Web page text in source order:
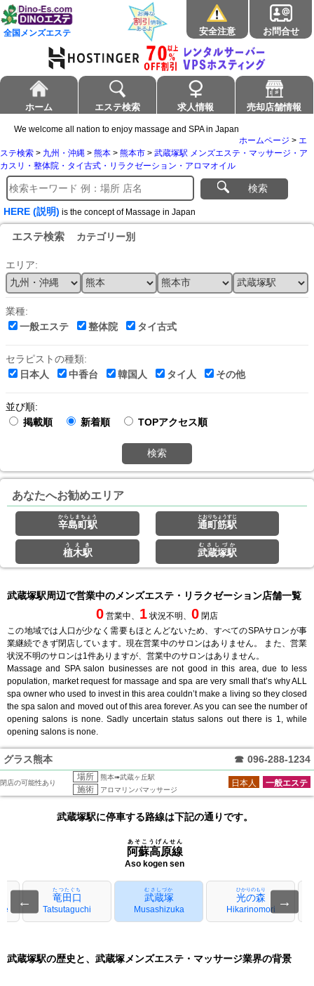
全国メンズエステ 安全注意 お問合せ
ホーム エステ検索 求人情報 売却店舗情報
We welcome all nation to enjoy massage and SPA in Japan
ホームページ > エ
ステ検索 > 九州・沖縄 > 熊本 > 熊本市 > 武蔵塚駅 メンズエステ・マッサージ・ア
カスリ・整体院・タイ古式・リラクゼーション・アロマオイル
検索
HERE (説明) is the concept of Massage in Japan
エステ検索 カテゴリー別
エリア:
業種:
一般エステ
整体院 タイ古式
セラピストの種類:
日本人
中香台 韓国人 タイ人 その他
並び順:
掲載順
新着順 TOPアクセス順
検索
あなたへお勧めエリア
辛島町駅
からしまちょう
通町筋駅
とおりちょうすじ
植木駅
うえき
武蔵塚駅
むさしづか
武蔵塚駅周辺で営業中のメンズエステ・リラクゼーション店舗一覧
0 営業中、 1 状況不明、 0 閉店
この地域では人口が少なく需要もほとんどないため、すべてのSPAサロンが事
業継続できず閉店しています。現在営業中のサロンはありません。 また、営業
状況不明のサロンは1件ありますが、営業中のサロンはありません。
Massage and SPA salon businesses are not good in this area, due to less
population, market request for massage and spa are very small that’s why ALL
spa owner who used to invest in this area couldn’t make a living so they closed
the spa salon and moved out of this area forever. As you can see the number of
opening salons is none. Sadly uncertain status salons out there is 1, while
opening salons is none.
グラス熊本 ☎ 096-288-1234
閉店の可能性あり
場所 熊本➠武蔵ヶ丘駅
施術 アロマリンパマッサージ
一般エステ
日本人
武蔵塚駅に停車する路線は下記の通りです。
阿蘇高原線
あそこうげんせん
Aso kogen sen
← 竜田口
たつたぐち
Tatsutaguchi
武蔵塚
むさしづか
Musashizuka
光の森
ひかりのもり
Hikarinomori
→
武蔵塚駅の歴史と、武蔵塚メンズエステ・マッサージ業界の背景